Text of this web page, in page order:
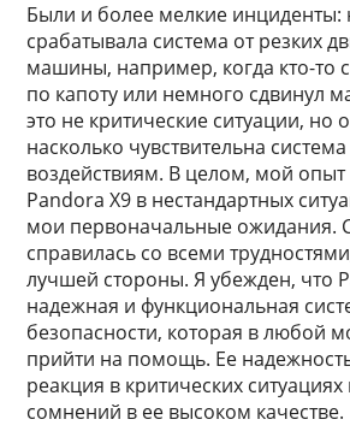
Были и более мелкие инциденты:
срабатывала система от резких
машины, например, когда кто-то
по капоту или немного сдвинул
это не критические ситуации, но
насколько чувствительна
воздействиям. В целом, мой
Pandora X9 в нестандартных
мои первоначальные ожидания.
справилась со всеми
лучшей стороны. Я убежден, что
надежная и функциональная
безопасности, которая в любой
прийти на помощь. Ее
реакция в критических
сомнений в ее высоком качестве.